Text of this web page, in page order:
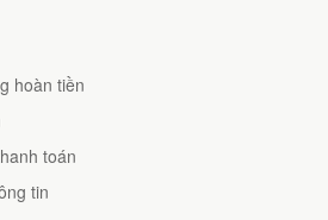
hoàn tiền
toán
tin